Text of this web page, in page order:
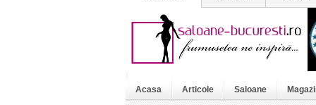
Acasa Articole Saloane